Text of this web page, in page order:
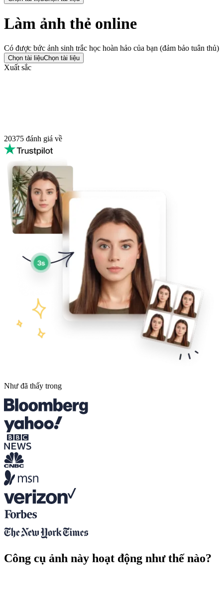
Làm ảnh thẻ online
Có được bức ảnh sinh trắc học hoàn hảo của bạn (đảm bảo tuân thủ)
Chọn tài liệuChọn tài liệu
Xuất sắc
20375 đánh giá về
Như đã thấy trong
Công cụ ảnh này hoạt động như thế nào?